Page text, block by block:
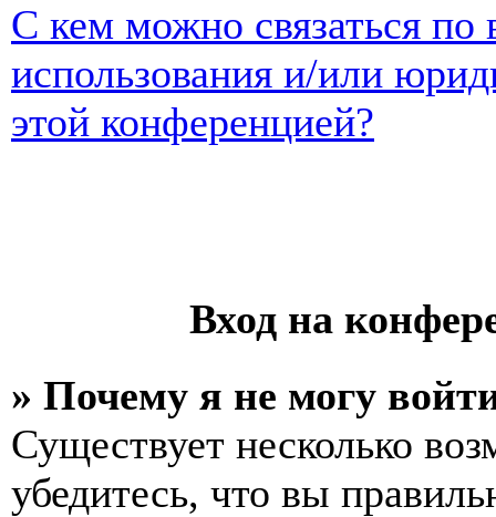
С кем можно связаться по
использования и/или
этой конференцией?
Вход на
» Почему я не могу
Существует несколько
убедитесь, что вы